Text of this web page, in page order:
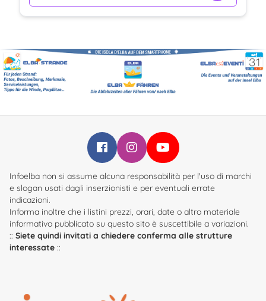
Infoelba su Facebook
Infoelba su Instagram
Infoelba su YouTube
Infoelba non si assume alcuna responsabilità per l'uso di marchi
e slogan usati dagli inserzionisti e per eventuali errate
indicazioni.
Informa inoltre che i listini prezzi, orari, date o altro materiale
informativo pubblicato su questo sito è suscettibile a variazioni.
:: Siete quindi invitati a chiedere conferma alle strutture
interessate ::